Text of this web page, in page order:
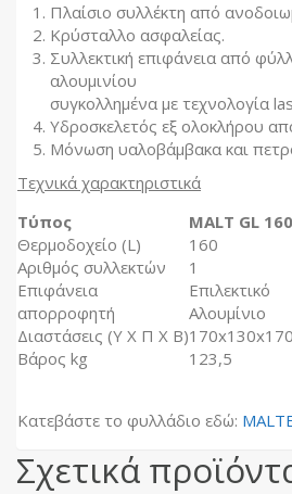
Πλαίσιο συλλέκτη από
Κρύσταλλο ασφαλείας.
Συλλεκτική επιφάνεια από
αλουμινίου
συγκολλημένα με τεχνολογία
Υδροσκελετός εξ ολοκλήρου
Μόνωση υαλοβάμβακα και
Τεχνικά χαρακτηριστικά
Τύπος
MALT GL
Θερμοδοχείο (L)
160
Αριθμός συλλεκτών
1
Επιφάνεια
απορροφητή
Επιλεκτικό
Αλουμίνιο
Διαστάσεις (Υ Χ Π Χ Β)170x130x170
Βάρος kg
123,5
Κατεβάστε το φυλλάδιο εδώ:
Σχετικά